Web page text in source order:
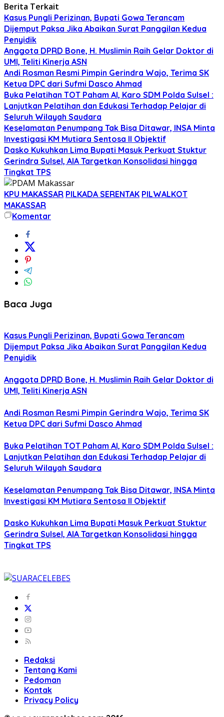
Berita Terkait
Kasus Pungli Perizinan, Bupati Gowa Terancam
Dijemput Paksa Jika Abaikan Surat Panggilan Kedua
Penyidik
Anggota DPRD Bone, H. Muslimin Raih Gelar Doktor di
UMI, Teliti Kinerja ASN
Andi Rosman Resmi Pimpin Gerindra Wajo, Terima SK
Ketua DPC dari Sufmi Dasco Ahmad
Buka Pelatihan TOT Paham AI, Karo SDM Polda Sulsel :
Lanjutkan Pelatihan dan Edukasi Terhadap Pelajar di
Seluruh Wilayah Saudara
Keselamatan Penumpang Tak Bisa Ditawar, INSA Minta
Investigasi KM Mutiara Sentosa II Objektif
Dasko Kukuhkan Lima Bupati Masuk Perkuat Stuktur
Gerindra Sulsel, AIA Targetkan Konsolidasi hingga
Tingkat TPS
KPU MAKASSAR PILKADA SERENTAK PILWALKOT
MAKASSAR
Komentar
Baca Juga
Kasus Pungli Perizinan, Bupati Gowa Terancam
Dijemput Paksa Jika Abaikan Surat Panggilan Kedua
Penyidik
Anggota DPRD Bone, H. Muslimin Raih Gelar Doktor di
UMI, Teliti Kinerja ASN
Andi Rosman Resmi Pimpin Gerindra Wajo, Terima SK
Ketua DPC dari Sufmi Dasco Ahmad
Buka Pelatihan TOT Paham AI, Karo SDM Polda Sulsel :
Lanjutkan Pelatihan dan Edukasi Terhadap Pelajar di
Seluruh Wilayah Saudara
Keselamatan Penumpang Tak Bisa Ditawar, INSA Minta
Investigasi KM Mutiara Sentosa II Objektif
Dasko Kukuhkan Lima Bupati Masuk Perkuat Stuktur
Gerindra Sulsel, AIA Targetkan Konsolidasi hingga
Tingkat TPS
Redaksi
Tentang Kami
Pedoman
Kontak
Privacy Policy